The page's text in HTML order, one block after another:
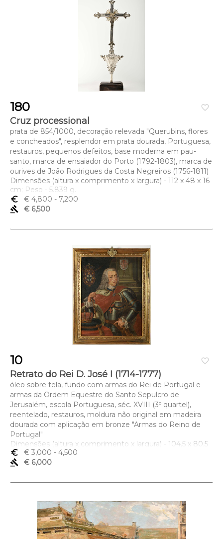
favorite_border
180
Cruz processional
prata de 854/1000, decoração relevada "Querubins, flores
e concheados", resplendor em prata dourada, Portuguesa,
restauros, pequenos defeitos, base moderna em pau-
santo, marca de ensaiador do Porto (1792-1803), marca de
ourives de João Rodrigues da Costa Negreiros (1756-1811)
Dimensões (altura x comprimento x largura) - 112 x 48 x 16
cm; Peso - 5.839 g.
euro_symbol
€ 4,800 - 7,200
gavel
€ 6,500
favorite_border
10
Retrato do Rei D. José I (1714-1777)
óleo sobre tela, fundo com armas do Rei de Portugal e
armas da Ordem Equestre do Santo Sepulcro de
Jerusalém, escola Portuguesa, séc. XVIII (3º quartel),
reentelado, restauros, moldura não original em madeira
dourada com aplicação em bronze "Armas do Reino de
Portugal"
Dimensões (altura x comprimento x largura) - 104,5 x 80,5
cm
euro_symbol € 3,000 - 4,500
gavel
€ 6,000